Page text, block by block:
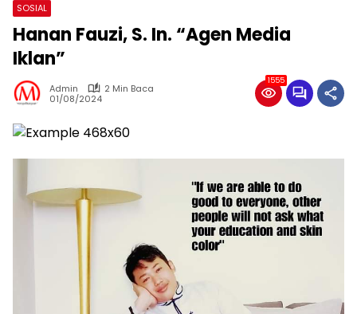
SOSIAL
Hanan Fauzi, S. In. “Agen Media
Iklan”
Admin
2 Min Baca
01/08/2024
1555